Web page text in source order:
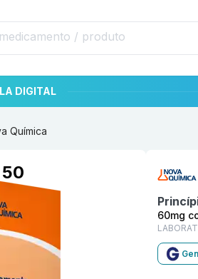
DIGITAL
Química
60mg